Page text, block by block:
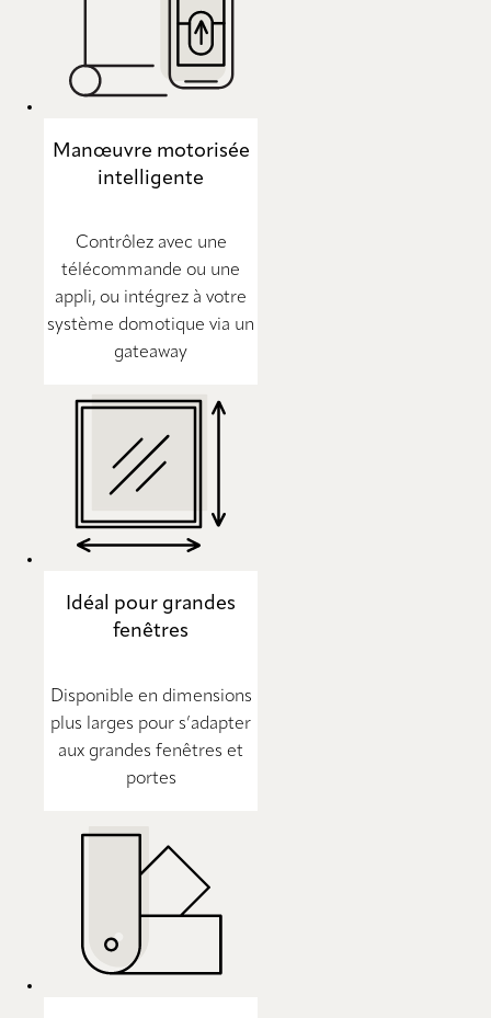
Manœuvre motorisée
intelligente
Contrôlez avec une
télécommande ou une
appli, ou intégrez à votre
système domotique via un
gateaway
Idéal pour grandes
fenêtres
Disponible en dimensions
plus larges pour s’adapter
aux grandes fenêtres et
portes